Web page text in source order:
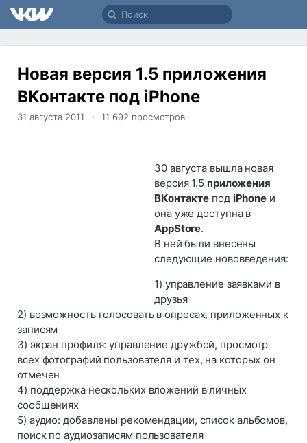
Новая версия 1.5 приложения
ВКонтакте под iPhone
31 августа 2011 11 692 просмотров
30 августа вышла новая
версия 1.5 приложения
ВКонтакте под iPhone и
она уже доступна в
AppStore.
В ней были внесены
следующие нововведения:
1) управление заявками в
друзья
2) возможность голосовать в опросах, приложенных к
записям
3) экран профиля: управление дружбой, просмотр
всех фотографий пользователя и тех, на которых он
отмечен
4) поддержка нескольких вложений в личных
сообщениях
5) аудио: добавлены рекомендации, список альбомов,
поиск по аудиозаписям пользователя